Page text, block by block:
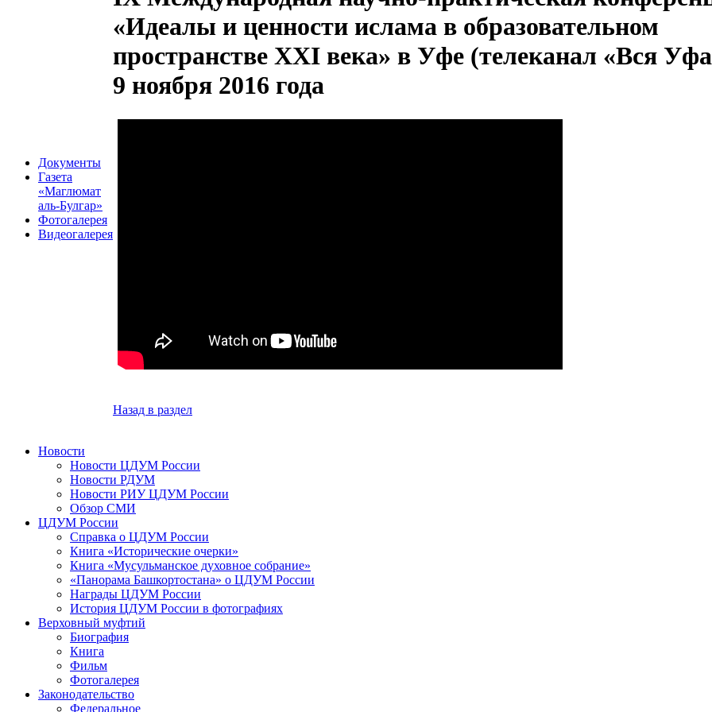
Документы
Газета
«Маглюмат
аль-Булгар»
Фотогалерея
Видеогалерея
«Идеалы и ценности ислама в образовательном
пространстве XXI века» в Уфе (телеканал «Вся
9 ноября 2016 года
Назад в раздел
Новости
Новости ЦДУМ России
Новости РДУМ
Новости РИУ ЦДУМ России
Обзор СМИ
ЦДУМ России
Справка о ЦДУМ России
Книга «Исторические очерки»
Книга «Мусульманское духовное собрание»
«Панорама Башкортостана» о ЦДУМ России
Награды ЦДУМ России
История ЦДУМ России в фотографиях
Верховный муфтий
Биография
Книга
Фильм
Фотогалерея
Законодательство
Федеральное